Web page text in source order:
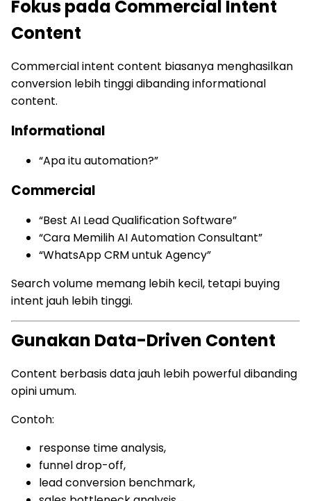
Fokus pada Commercial Intent
Content
Commercial intent content biasanya menghasilkan
conversion lebih tinggi dibanding informational
content.
Informational
“Apa itu automation?”
Commercial
“Best AI Lead Qualification Software”
“Cara Memilih AI Automation Consultant”
“WhatsApp CRM untuk Agency”
Search volume memang lebih kecil, tetapi buying
intent jauh lebih tinggi.
Gunakan Data-Driven Content
Content berbasis data jauh lebih powerful dibanding
opini umum.
Contoh:
response time analysis,
funnel drop-off,
lead conversion benchmark,